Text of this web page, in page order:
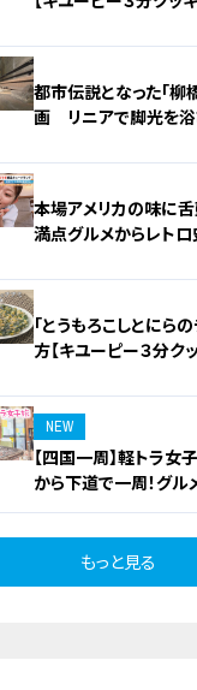
都市伝説となった「柳
画 リニアで脚光を浴
本場アメリカの味に舌
満点グルメからレトロ
「とうもろこしとにら
方【キユーピー３分クッ
NEW
【四国一周】軽トラ女
から下道で一周！グル
ブ⑳
もっと見る